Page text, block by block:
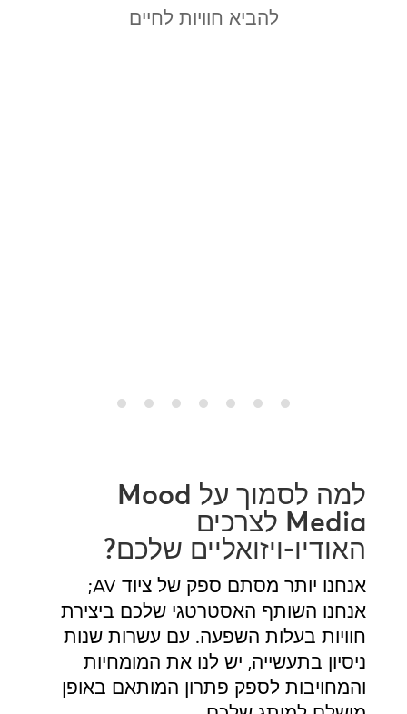
להביא חוויות לחיים
Hackett London Study
למה לסמוך על Mood
Media לצרכים
האודיו-ויזואליים שלכם?
אנחנו יותר מסתם ספק של ציוד AV;
אנחנו השותף האסטרטגי שלכם ביצירת
חוויות בעלות השפעה. עם עשרות שנות
ניסיון בתעשייה, יש לנו את המומחיות
והמחויבות לספק פתרון המותאם באופן